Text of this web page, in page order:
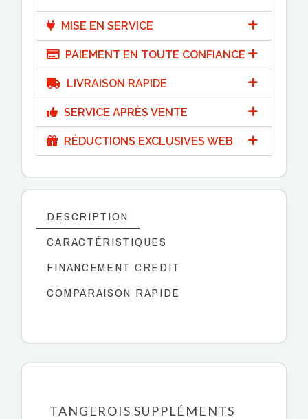
MISE EN SERVICE
PAIEMENT EN TOUTE CONFIANCE
LIVRAISON RAPIDE
SERVICE APRÈS VENTE
RÉDUCTIONS EXCLUSIVES WEB
DESCRIPTION
CARACTÉRISTIQUES
FINANCEMENT CREDIT
COMPARAISON RAPIDE
TANGEROIS SUPPLÉMENTS